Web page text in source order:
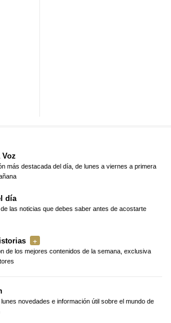
Voz
más destacada del día, de lunes a viernes a primera
día
las noticias que debes saber antes de acostarte
de los mejores contenidos de la semana, exclusiva
novedades e información útil sobre el mundo de